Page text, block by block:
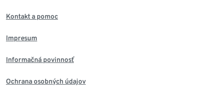
Kontakt a pomoc
Impresum
Informačná povinnosť
Ochrana osobných údajov